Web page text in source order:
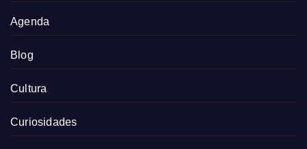
Agenda
Blog
Cultura
Curiosidades